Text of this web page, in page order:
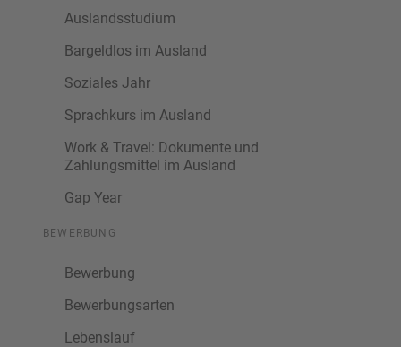
Auslandsstudium
Bargeldlos im Ausland
Soziales Jahr
Sprachkurs im Ausland
Work & Travel: Dokumente und
Zahlungsmittel im Ausland
Gap Year
BEWERBUNG
Bewerbung
Bewerbungsarten
Lebenslauf